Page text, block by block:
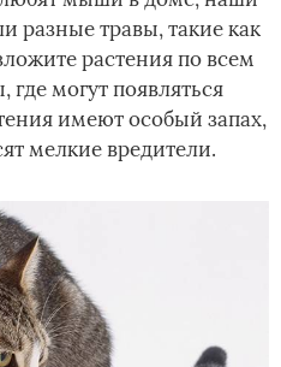
разные травы, такие как
растения по всем
где могут появляться
имеют особый запах,
мелкие вредители.